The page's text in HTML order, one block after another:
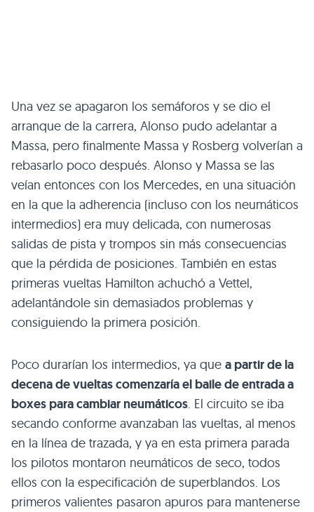
Una vez se apagaron los semáforos y se dio el
arranque de la carrera, Alonso pudo adelantar a
Massa, pero finalmente Massa y Rosberg volverían a
rebasarlo poco después. Alonso y Massa se las
veían entonces con los Mercedes, en una situación
en la que la adherencia (incluso con los neumáticos
intermedios) era muy delicada, con numerosas
salidas de pista y trompos sin más consecuencias
que la pérdida de posiciones. También en estas
primeras vueltas Hamilton achuchó a Vettel,
adelantándole sin demasiados problemas y
consiguiendo la primera posición.
Poco durarían los intermedios, ya que a partir de la
decena de vueltas comenzaría el baile de entrada a
boxes para cambiar neumáticos. El circuito se iba
secando conforme avanzaban las vueltas, al menos
en la línea de trazada, y ya en esta primera parada
los pilotos montaron neumáticos de seco, todos
ellos con la especificación de superblandos. Los
primeros valientes pasaron apuros para mantenerse